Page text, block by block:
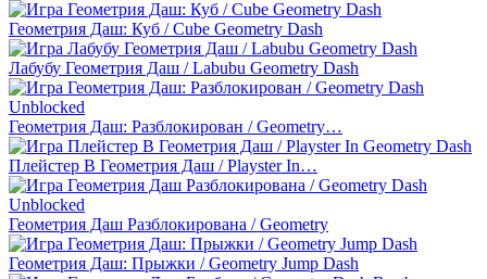
Геометрия Даш: Куб / Cube Geometry Dash
Лабубу Геометрия Даш / Labubu Geometry Dash
Геометрия Даш: Разблокирован / Geometry…
Плейстер В Геометрия Даш / Playster In…
Геометрия Даш Разблокирована / Geometry
Геометрия Даш: Прыжки / Geometry Jump Dash